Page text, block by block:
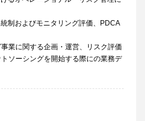
制およびモニタリング評価、PDCA
業に関する企画・運営、リスク評価
ソーシングを開始する際にの業務デ